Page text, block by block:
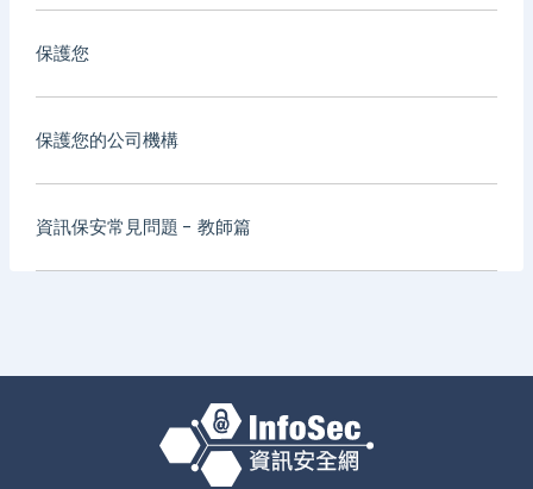
保護您
保護您的公司機構
資訊保安常見問題 - 教師篇